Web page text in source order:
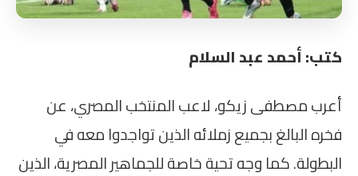
كتب: أحمد عبد السلام
أعرب مصطفى زيكو، لاعب المنتخب المصري، عن
فخره البالغ بجميع زملائه الذين تواجدوا معه في
البطولة. كما وجه تحية خاصة للجماهير المصرية، الذين